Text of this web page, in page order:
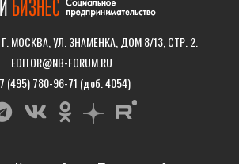
МОСКВА, УЛ. ЗНАМЕНКА, ДОМ 8/13, СТР. 2.
EDITOR@NB-FORUM.RU
(495) 780-96-71 (доб. 4054)